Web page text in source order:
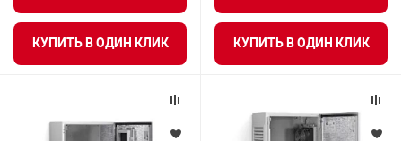
КУПИТЬ В ОДИН КЛИК КУПИТЬ В ОДИН КЛИК